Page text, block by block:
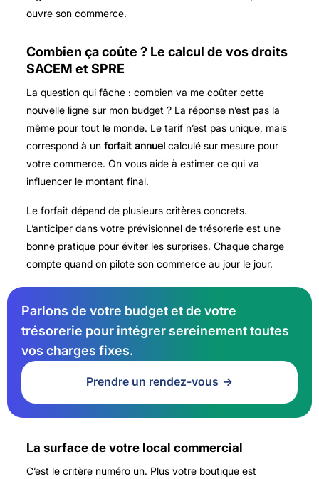
ouvre son commerce.
Combien ça coûte ? Le calcul de vos droits
SACEM et SPRE
La question qui fâche : combien va me coûter cette
nouvelle ligne sur mon budget ? La réponse n’est pas la
même pour tout le monde. Le tarif n’est pas unique, mais
correspond à un forfait annuelcalculé sur mesure pour
votre commerce. On vous aide à estimer ce qui va
influencer le montant final.
Le forfait dépend de plusieurs critères concrets.
L’anticiper dans votre prévisionnel de trésorerie est une
bonne pratique pour éviter les surprises. Chaque charge
compte quand on pilote son commerce au jour le jour.
Parlons de votre budget et de votre
trésorerie pour intégrer sereinement toutes
vos charges fixes.
Prendre un rendez-vous
La surface de votre local commercial
C’est le critère numéro un. Plus votre boutique est